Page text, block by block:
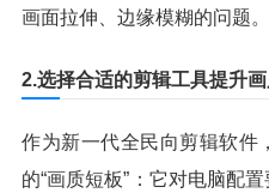
画面拉伸、边缘模糊的问题。
2.选择合适的剪辑工具提升
作为新一代全民向剪辑软件
的“画质短板”：它对电脑配